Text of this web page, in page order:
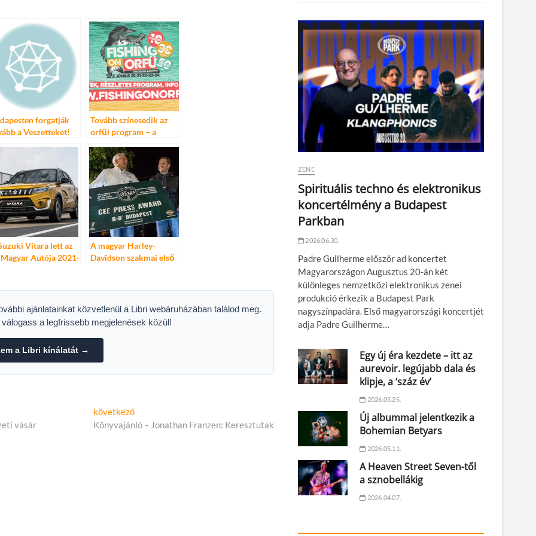
forgatják
a Veszetteket!
Tovább színesedik az
orfűi program – a
világzenei helyszínt is
hoz a faluba
Vitara lett az
Magyar Autója 2021-
A magyar Harley-
Davidson szakmai első
ajánlatainkat közvetlenül a Libri webáruházában találod meg.
a legfrissebb megjelenések közül!
a Libri kínálatát →
vásár
következőKövetkező
cikk:
Könyvajánló – Jonathan Franzen: Keresztutak
ZENE
Spirituális techno és elektronikus
koncertélmény a Budapest
Parkban
2026.06.30.
Padre Guilherme először ad koncertet
Magyarországon Augusztus 20-án két
különleges nemzetközi elektronikus zenei
produkció érkezik a Budapest Park
nagyszínpadára. Első magyarországi koncertjét
adja Padre Guilherme…
Egy új éra kezdete – itt az
aurevoir. legújabb dala és
klipje, a ‘száz év’
2026.05.25.
Új albummal jelentkezik a
Bohemian Betyars
2026.05.11.
A Heaven Street Seven-től
a sznobellákig
2026.04.07.